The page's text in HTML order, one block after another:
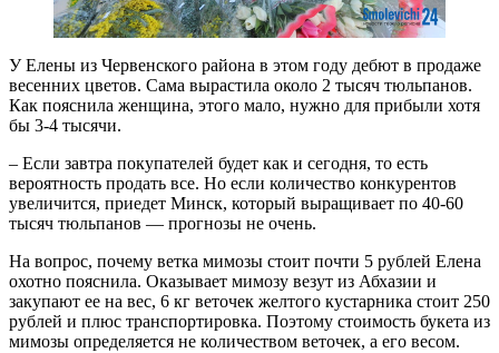
У Елены из Червенского района в этом году дебют в продаже
весенних цветов. Сама вырастила около 2 тысяч тюльпанов.
Как пояснила женщина, этого мало, нужно для прибыли хотя
бы 3-4 тысячи.
– Если завтра покупателей будет как и сегодня, то есть
вероятность продать все. Но если количество конкурентов
увеличится, приедет Минск, который выращивает по 40-60
тысяч тюльпанов — прогнозы не очень.
На вопрос, почему ветка мимозы стоит почти 5 рублей Елена
охотно пояснила. Оказывает мимозу везут из Абхазии и
закупают ее на вес, 6 кг веточек желтого кустарника стоит 250
рублей и плюс транспортировка. Поэтому стоимость букета из
мимозы определяется не количеством веточек, а его весом.